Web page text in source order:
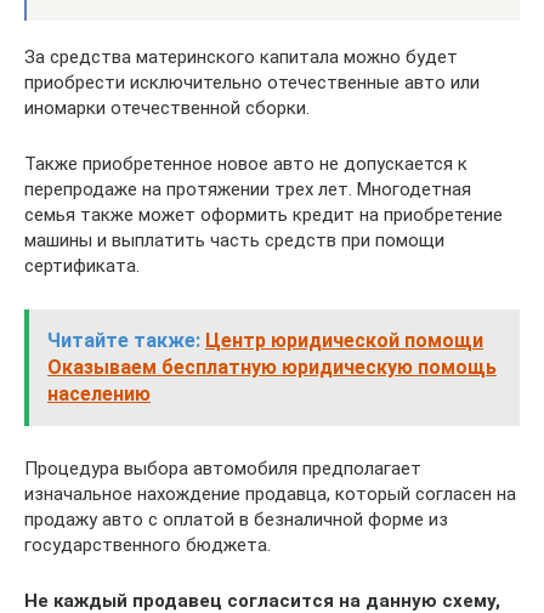
За средства материнского капитала можно будет
приобрести исключительно отечественные авто или
иномарки отечественной сборки.
Также приобретенное новое авто не допускается к
перепродаже на протяжении трех лет. Многодетная
семья также может оформить кредит на приобретение
машины и выплатить часть средств при помощи
сертификата.
Читайте также: Центр юридической помощи
Оказываем бесплатную юридическую помощь
населению
Процедура выбора автомобиля предполагает
изначальное нахождение продавца, который согласен на
продажу авто с оплатой в безналичной форме из
государственного бюджета.
Не каждый продавец согласится на данную схему,